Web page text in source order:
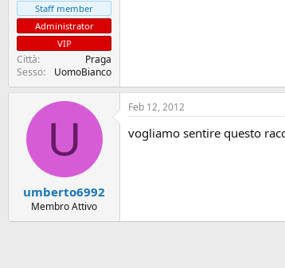
Staff member
Administrator
VIP
Città
Praga
Sesso
UomoBianco
U
umberto6992
Membro Attivo
Feb 12, 2012
vogliamo sentire questo